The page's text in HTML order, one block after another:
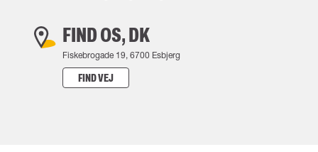
FIND OS, DK
Fiskebrogade 19, 6700 Esbjerg
FIND VEJ